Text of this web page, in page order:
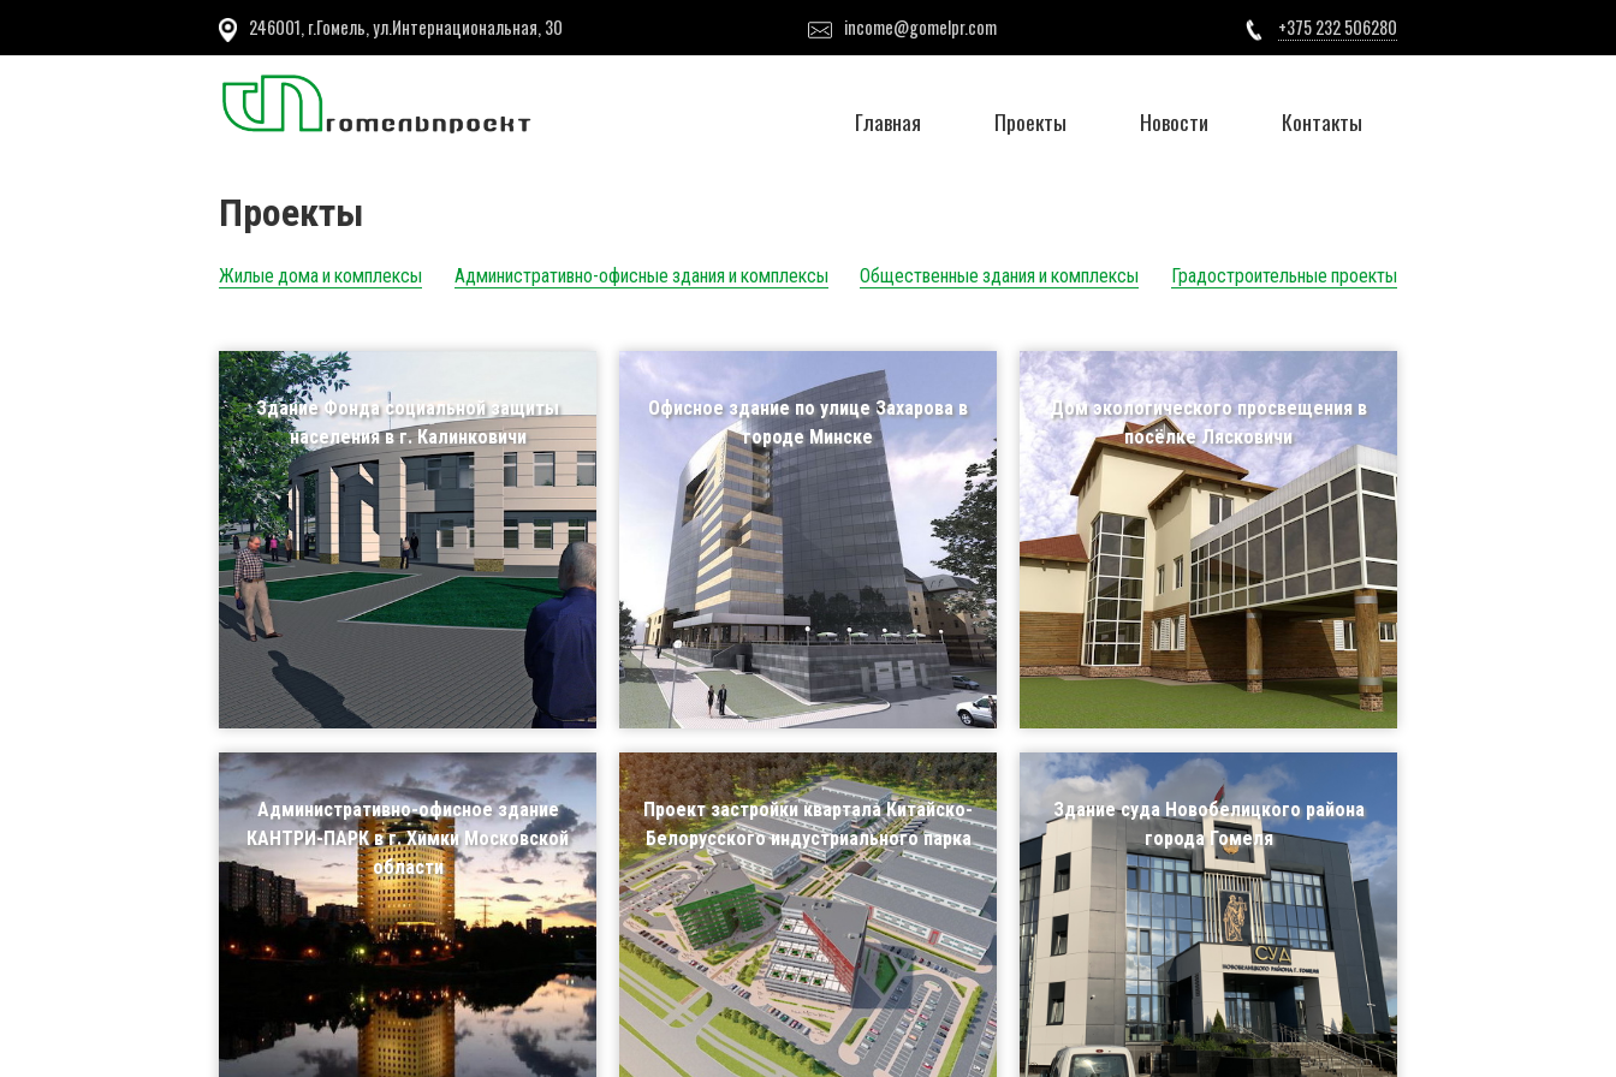
246001, г.Гомель, ул.Интернациональная, 30 income@gomelpr.com +375 232 506280
Главная Проекты Новости Контакты
Проекты
Жилые дома и комплексы Административно-офисные здания и комплексы Общественные здания и комплексы Градостроительные проекты
Здание Фонда социальной защиты
населения в г. Калинковичи
Офисное здание по улице Захарова в
городе Минске
Дом экологического просвещения в
посёлке Лясковичи
Административно-офисное здание
КАНТРИ-ПАРК в г. Химки Московской
области
Проект застройки квартала Китайско-
Белорусского индустриального парка
Здание суда Новобелицкого района
города Гомеля